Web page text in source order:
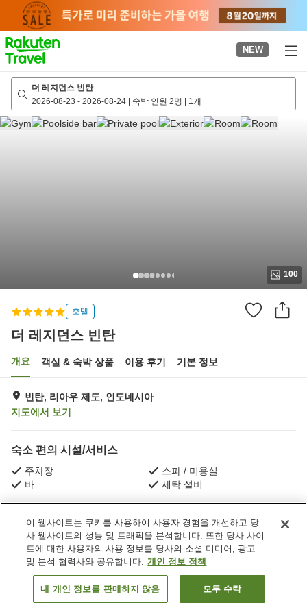
page
NEW
더 레지던스 빈탄
2026-08-23 - 2026-08-24 | 숙박 인원 2명 | 1개
100
호텔
더 레지던스 빈탄
개요 객실 & 숙박 상품 이용 후기 기본 정보
빈탄, 리아우 제도, 인도네시아
지도에서 보기
숙소 편의 시설/서비스
주차장
스파 / 미용실
바
세탁 설비
인도네시아 리아우 제도 빈탄 더 레지던스 빈탄
객실 보기
이 웹사이트는 쿠키를 사용하여 사용자 경험을 개선하고 당
사 웹사이트의 성능 및 트래픽을 분석합니다. 또한 당사 사이
트에 대한 사용자의 사용 정보를 당사의 소셜 미디어, 광고
및 분석 협력사와 공유합니다. 개인 정보 정책
내 개인 정보를 판매하지 않음 모두 수락